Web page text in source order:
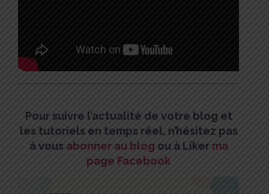
Pour suivre l’actualité de votre blog et
les tutoriels en temps réel, n’hésitez pas
à vous abonner au blog ou à Liker ma
page Facebook